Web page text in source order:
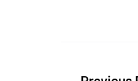
Navigation